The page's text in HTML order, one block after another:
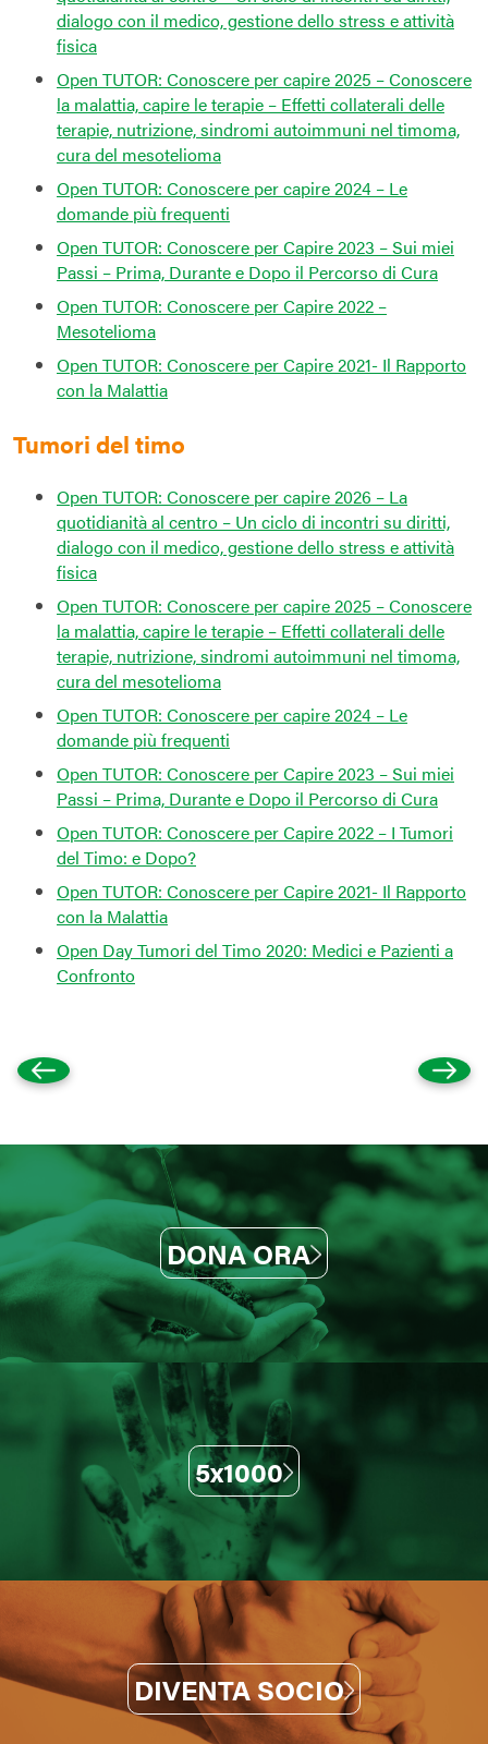
dialogo con il medico, gestione dello stress e attività
fisica
Open TUTOR: Conoscere per capire 2025 – Conoscere
la malattia, capire le terapie – Effetti collaterali delle
terapie, nutrizione, sindromi autoimmuni nel timoma,
cura del mesotelioma
Open TUTOR: Conoscere per capire 2024 – Le
domande più frequenti
Open TUTOR: Conoscere per Capire 2023 – Sui miei
Passi – Prima, Durante e Dopo il Percorso di Cura
Open TUTOR: Conoscere per Capire 2022 –
Mesotelioma
Open TUTOR: Conoscere per Capire 2021- Il Rapporto
con la Malattia
Tumori del timo
Open TUTOR: Conoscere per capire 2026 – La
quotidianità al centro – Un ciclo di incontri su diritti,
dialogo con il medico, gestione dello stress e attività
fisica
Open TUTOR: Conoscere per capire 2025 – Conoscere
la malattia, capire le terapie – Effetti collaterali delle
terapie, nutrizione, sindromi autoimmuni nel timoma,
cura del mesotelioma
Open TUTOR: Conoscere per capire 2024 – Le
domande più frequenti
Open TUTOR: Conoscere per Capire 2023 – Sui miei
Passi – Prima, Durante e Dopo il Percorso di Cura
Open TUTOR: Conoscere per Capire 2022 – I Tumori
del Timo: e Dopo?
Open TUTOR: Conoscere per Capire 2021- Il Rapporto
con la Malattia
Open Day Tumori del Timo 2020: Medici e Pazienti a
Confronto
DONA ORA
5x1000
DIVENTA SOCIO